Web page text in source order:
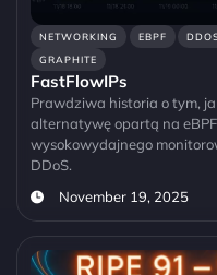
NETWORKING EBPF
GRAPHITE
FastFlowIPs
Prawdziwa historia o tym,
alternatywę opartą na
wysokowydajnego
DDoS.
November 19, 2025